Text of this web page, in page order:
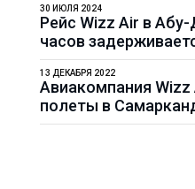
Рейс Wizz Air в
часов
30 ИЮЛЯ 2024
Авиакомпания
полеты в
13 ДЕКАБРЯ 2022